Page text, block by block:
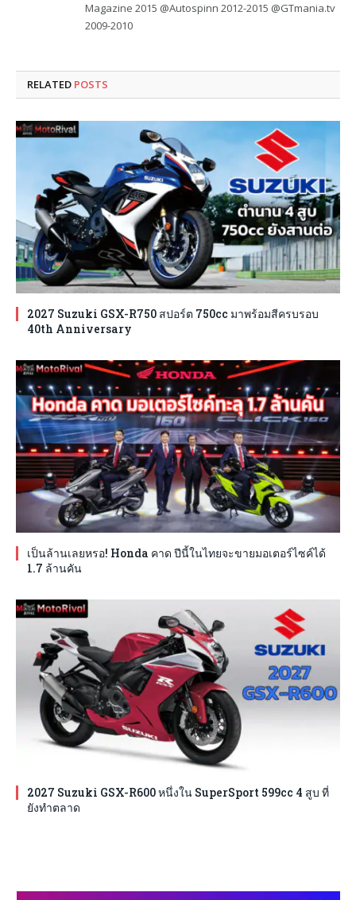
Magazine 2015 @Autospinn 2012-2015 @GTmania.tv
2009-2010
RELATED POSTS
2027 Suzuki GSX-R750 สปอร์ต 750cc มาพร้อมสีครบรอบ
40th Anniversary
เป็นล้านเลยหรอ! Honda คาด ปีนี้ในไทยจะขายมอเตอร์ไซค์ได้
1.7 ล้านคัน
2027 Suzuki GSX-R600 หนึ่งใน SuperSport 599cc 4 สูบ ที่
ยังทำตลาด